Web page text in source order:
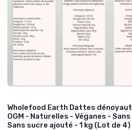
Wholefood Earth Dattes
OGM - Naturelles - Véganes -
Sans sucre ajouté - 1 kg (Lot de 4)